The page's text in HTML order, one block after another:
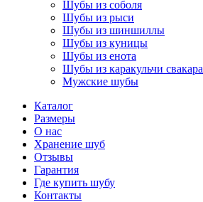
Шубы из соболя
Шубы из рыси
Шубы из шиншиллы
Шубы из куницы
Шубы из енота
Шубы из каракульчи свакара
Мужские шубы
Каталог
Размеры
О нас
Хранение шуб
Отзывы
Гарантия
Где купить шубу
Контакты